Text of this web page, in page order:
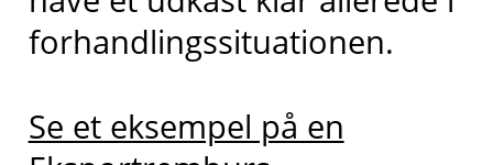
forhandlingssituationen.
Se et eksempel på en